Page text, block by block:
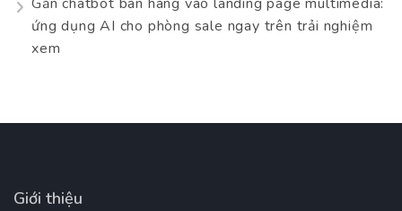
ứng dụng AI cho phòng sale ngay trên trải nghiệm
xem
Giới thiệu